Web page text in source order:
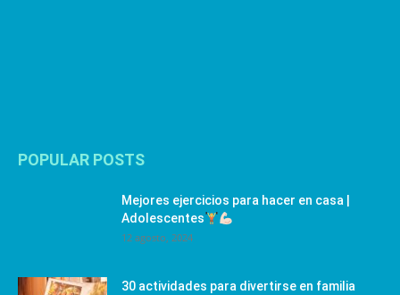
POPULAR POSTS
Mejores ejercicios para hacer en casa |
Adolescentes
12 agosto, 2024
30 actividades para divertirse en familia